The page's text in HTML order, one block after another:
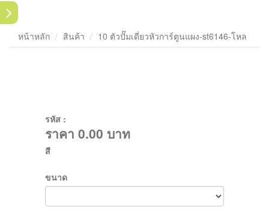
หน้าหลัก สินค้า 10 ตัวปั๊มเดี่ยวหัวการ์ตูนแผง-st6146-โหล
รหัส :
ราคา 0.00 บาท
สี
ขนาด